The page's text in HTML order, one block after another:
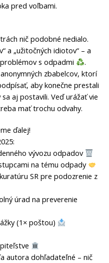
pred voľbami.
nič podobné nedialo.
a „užitočných idiotov“ – a
s odpadmi
.
zbabelcov, ktorí
aby konečne prestali
aj postavili. Veď urážať vie
mať trochu odvahy.
ďalej!
vývozu odpadov
na tému odpady
SR pre podozrenie z
úrad na preverenie
(1× poštou)
autora dohľadateľné – nič